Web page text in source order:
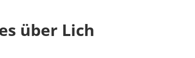
über Lich